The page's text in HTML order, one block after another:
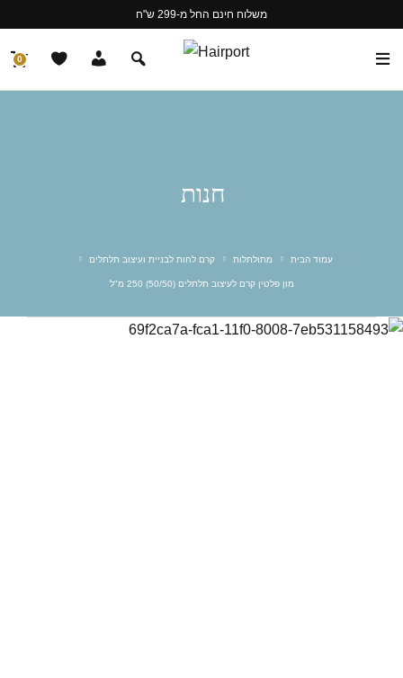
משלוח חינם החל מ-299 ש"ח
0
חנות
עמוד הבית מתולתלות קרם לחות לבניית ועיצוב תלתלים
מון פלטין קרם לעיצוב תלתלים (50/50) 250 מ"ל